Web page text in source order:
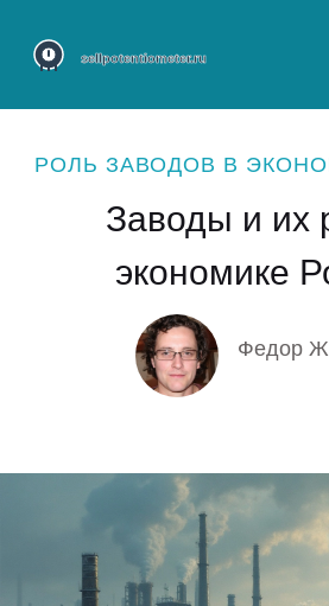
РОЛЬ ЗАВОДОВ В
Заводы и их
экономике
Федор